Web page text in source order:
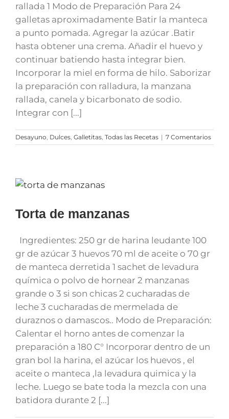
rallada 1 Modo de Preparación Para 24
galletas aproximadamente Batir la manteca
a punto pomada. Agregar la azúcar .Batir
hasta obtener una crema. Añadir el huevo y
continuar batiendo hasta integrar bien.
Incorporar la miel en forma de hilo. Saborizar
la preparación con ralladura, la manzana
rallada, canela y bicarbonato de sodio.
Integrar con [...]
Desayuno Dulces Galletitas Todas las Recetas | 7 Comentarios
Torta de manzanas
Ingredientes: 250 gr de harina leudante 100
gr de azúcar 3 huevos 70 ml de aceite o 70 gr
de manteca derretida 1 sachet de levadura
química o polvo de hornear 2 manzanas
grande o 3 si son chicas 2 cucharadas de
leche 3 cucharadas de mermelada de
duraznos o damascos.. Modo de Preparación:
Calentar el horno antes de comenzar la
preparación a 180 C° Incorporar dentro de un
gran bol la harina, el azúcar los huevos , el
aceite o manteca ,la levadura quimica y la
leche. Luego se bate toda la mezcla con una
batidora durante 2 [...]